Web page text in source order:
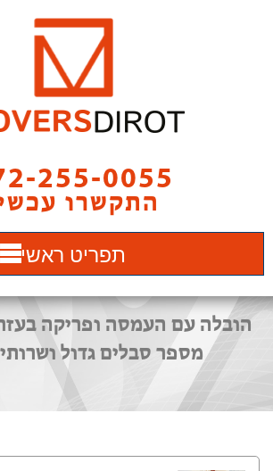
255-0055
התקשרו
תפריט ראשי
הובלה עם העמסה ופריקה
מספר סבלים גדול